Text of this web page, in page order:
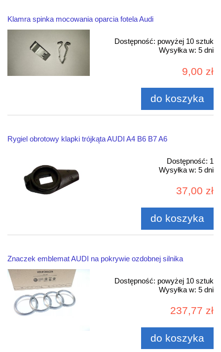
Klamra spinka mocowania oparcia fotela Audi
Dostępność: powyżej 10 sztuk
Wysyłka w: 5 dni
9,00 zł
do koszyka
Rygiel obrotowy klapki trójkąta AUDI A4 B6 B7 A6
Dostępność: 1
Wysyłka w: 5 dni
37,00 zł
do koszyka
Znaczek emblemat AUDI na pokrywie ozdobnej silnika
Dostępność: powyżej 10 sztuk
Wysyłka w: 5 dni
237,77 zł
do koszyka